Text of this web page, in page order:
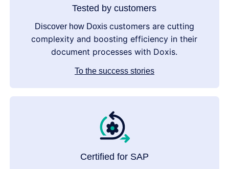
Tested by customers
Discover how Doxis customers are cutting
complexity and boosting efficiency in their
document processes with Doxis.
To the success stories
Certified for SAP